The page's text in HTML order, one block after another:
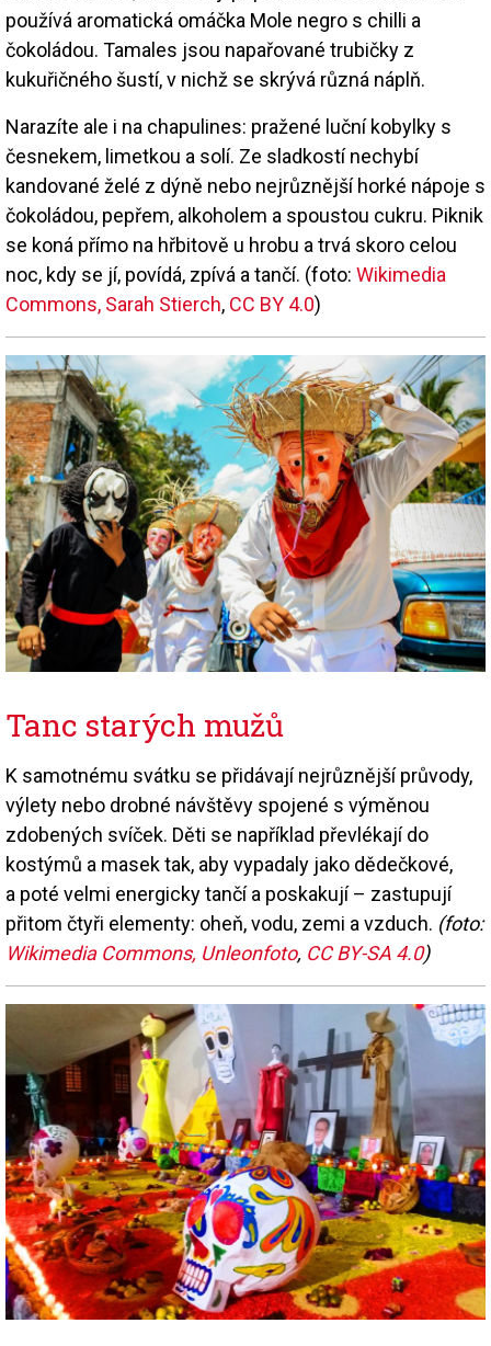
používá aromatická omáčka Mole negro s chilli a
čokoládou. Tamales jsou napařované trubičky z
kukuřičného šustí, v nichž se skrývá různá náplň.
Narazíte ale i na chapulines: pražené luční kobylky s
česnekem, limetkou a solí. Ze sladkostí nechybí
kandované želé z dýně nebo nejrůznější horké nápoje s
čokoládou, pepřem, alkoholem a spoustou cukru. Piknik
se koná přímo na hřbitově u hrobu a trvá skoro celou
noc, kdy se jí, povídá, zpívá a tančí. (foto: Wikimedia
Commons, Sarah Stierch, CC BY 4.0)
Tanc starých mužů
K samotnému svátku se přidávají nejrůznější průvody,
výlety nebo drobné návštěvy spojené s výměnou
zdobených svíček. Děti se například převlékají do
kostýmů a masek tak, aby vypadaly jako dědečkové,
a poté velmi energicky tančí a poskakují – zastupují
přitom čtyři elementy: oheň, vodu, zemi a vzduch. (foto:
Wikimedia Commons, Unleonfoto, CC BY-SA 4.0)